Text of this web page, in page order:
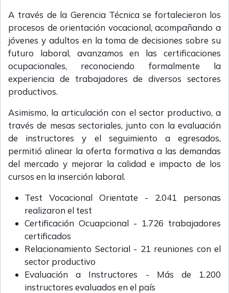
A través de la Gerencia Técnica se fortalecieron los
procesos de orientación vocacional, acompañando a
jóvenes y adultos en la toma de decisiones sobre su
futuro laboral, avanzamos en las certificaciones
ocupacionales, reconociendo formalmente la
experiencia de trabajadores de diversos sectores
productivos.
Asimismo, la articulación con el sector productivo, a
través de mesas sectoriales, junto con la evaluación
de instructores y el seguimiento a egresados,
permitió alinear la oferta formativa a las demandas
del mercado y mejorar la calidad e impacto de los
cursos en la inserción laboral.
Test Vocacional Orientate - 2.041 personas
realizaron el test
Certificación Ocuapcional - 1.726 trabajadores
certificados
Relacionamiento Sectorial - 21 reuniones con el
sector productivo
Evaluación a Instructores - Más de 1.200
instructores evaluados en el país